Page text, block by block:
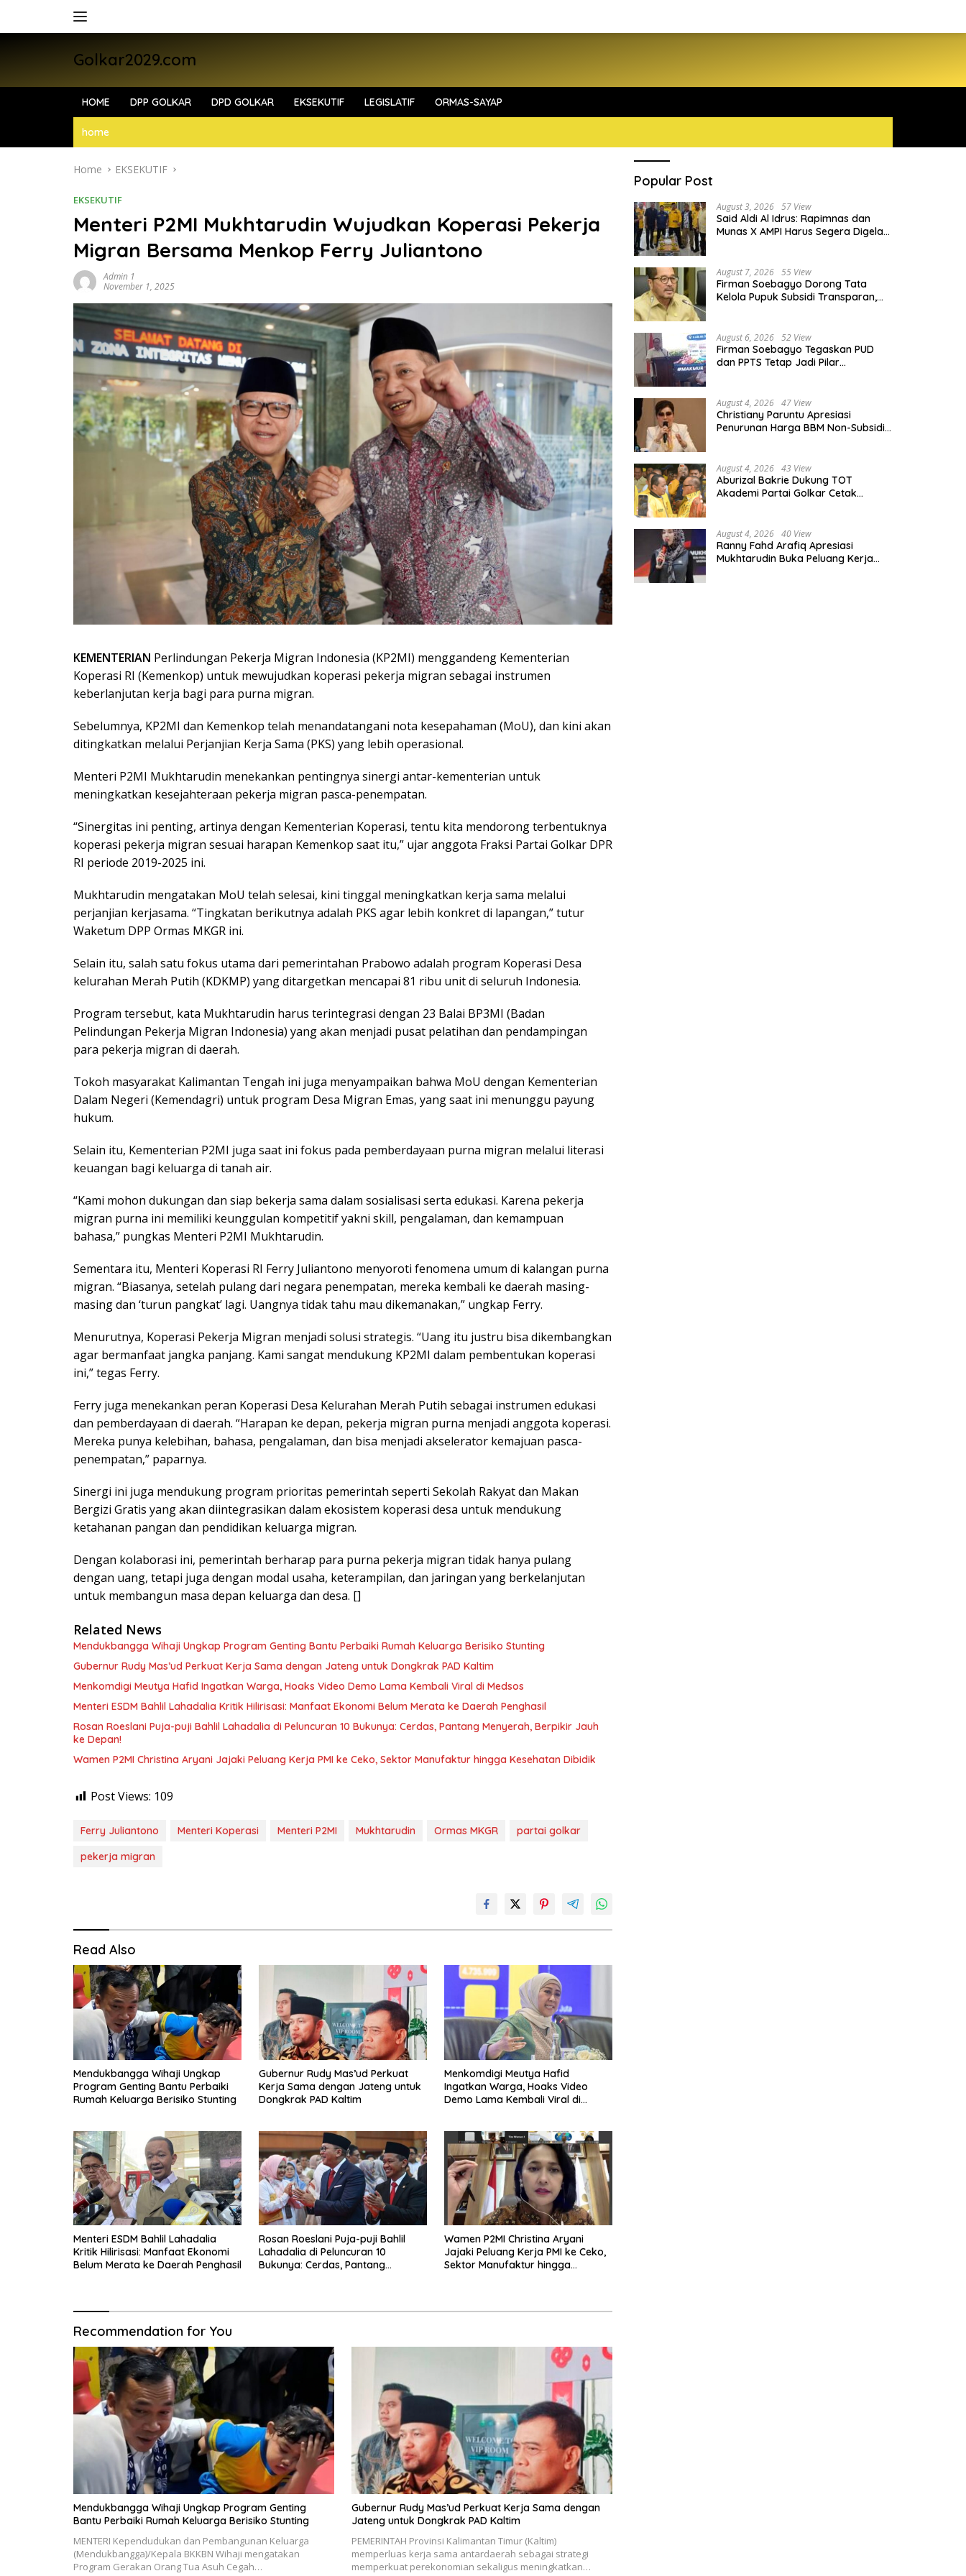
Golkar2029.com
HOME DPP GOLKAR DPD GOLKAR EKSEKUTIF LEGISLATIF ORMAS-SAYAP
home
Home EKSEKUTIF
EKSEKUTIF
Menteri P2MI Mukhtarudin Wujudkan Koperasi Pekerja
Migran Bersama Menkop Ferry Juliantono
Admin 1
November 1, 2025
KEMENTERIAN Perlindungan Pekerja Migran Indonesia (KP2MI) menggandeng Kementerian
Koperasi RI (Kemenkop) untuk mewujudkan koperasi pekerja migran sebagai instrumen
keberlanjutan kerja bagi para purna migran.
Sebelumnya, KP2MI dan Kemenkop telah menandatangani nota kesepahaman (MoU), dan kini akan
ditingkatkan melalui Perjanjian Kerja Sama (PKS) yang lebih operasional.
Menteri P2MI Mukhtarudin menekankan pentingnya sinergi antar-kementerian untuk
meningkatkan kesejahteraan pekerja migran pasca-penempatan.
“Sinergitas ini penting, artinya dengan Kementerian Koperasi, tentu kita mendorong terbentuknya
koperasi pekerja migran sesuai harapan Kemenkop saat itu,” ujar anggota Fraksi Partai Golkar DPR
RI periode 2019-2025 ini.
Mukhtarudin mengatakan MoU telah selesai, kini tinggal meningkatkan kerja sama melalui
perjanjian kerjasama. “Tingkatan berikutnya adalah PKS agar lebih konkret di lapangan,” tutur
Waketum DPP Ormas MKGR ini.
Selain itu, salah satu fokus utama dari pemerintahan Prabowo adalah program Koperasi Desa
kelurahan Merah Putih (KDKMP) yang ditargetkan mencapai 81 ribu unit di seluruh Indonesia.
Program tersebut, kata Mukhtarudin harus terintegrasi dengan 23 Balai BP3MI (Badan
Pelindungan Pekerja Migran Indonesia) yang akan menjadi pusat pelatihan dan pendampingan
para pekerja migran di daerah.
Tokoh masyarakat Kalimantan Tengah ini juga menyampaikan bahwa MoU dengan Kementerian
Dalam Negeri (Kemendagri) untuk program Desa Migran Emas, yang saat ini menunggu payung
hukum.
Selain itu, Kementerian P2MI juga saat ini fokus pada pemberdayaan purna migran melalui literasi
keuangan bagi keluarga di tanah air.
“Kami mohon dukungan dan siap bekerja sama dalam sosialisasi serta edukasi. Karena pekerja
migran purna ini memiliki keunggulan kompetitif yakni skill, pengalaman, dan kemampuan
bahasa,” pungkas Menteri P2MI Mukhtarudin.
Sementara itu, Menteri Koperasi RI Ferry Juliantono menyoroti fenomena umum di kalangan purna
migran. “Biasanya, setelah pulang dari negara penempatan, mereka kembali ke daerah masing-
masing dan ‘turun pangkat’ lagi. Uangnya tidak tahu mau dikemanakan,” ungkap Ferry.
Menurutnya, Koperasi Pekerja Migran menjadi solusi strategis. “Uang itu justru bisa dikembangkan
agar bermanfaat jangka panjang. Kami sangat mendukung KP2MI dalam pembentukan koperasi
ini,” tegas Ferry.
Ferry juga menekankan peran Koperasi Desa Kelurahan Merah Putih sebagai instrumen edukasi
dan pemberdayaan di daerah. “Harapan ke depan, pekerja migran purna menjadi anggota koperasi.
Mereka punya kelebihan, bahasa, pengalaman, dan bisa menjadi akselerator kemajuan pasca-
penempatan,” paparnya.
Sinergi ini juga mendukung program prioritas pemerintah seperti Sekolah Rakyat dan Makan
Bergizi Gratis yang akan diintegrasikan dalam ekosistem koperasi desa untuk mendukung
ketahanan pangan dan pendidikan keluarga migran.
Dengan kolaborasi ini, pemerintah berharap para purna pekerja migran tidak hanya pulang
dengan uang, tetapi juga dengan modal usaha, keterampilan, dan jaringan yang berkelanjutan
untuk membangun masa depan keluarga dan desa. []
Related News
Mendukbangga Wihaji Ungkap Program Genting Bantu Perbaiki Rumah Keluarga Berisiko Stunting
Gubernur Rudy Mas’ud Perkuat Kerja Sama dengan Jateng untuk Dongkrak PAD Kaltim
Menkomdigi Meutya Hafid Ingatkan Warga, Hoaks Video Demo Lama Kembali Viral di Medsos
Menteri ESDM Bahlil Lahadalia Kritik Hilirisasi: Manfaat Ekonomi Belum Merata ke Daerah Penghasil
Rosan Roeslani Puja-puji Bahlil Lahadalia di Peluncuran 10 Bukunya: Cerdas, Pantang Menyerah, Berpikir Jauh
ke Depan!
Wamen P2MI Christina Aryani Jajaki Peluang Kerja PMI ke Ceko, Sektor Manufaktur hingga Kesehatan Dibidik
Post Views: 109
Ferry Juliantono Menteri Koperasi Menteri P2MI Mukhtarudin Ormas MKGR
partai golkar
pekerja migran
Read Also
Mendukbangga Wihaji Ungkap
Program Genting Bantu Perbaiki
Rumah Keluarga Berisiko Stunting
Gubernur Rudy Mas’ud Perkuat
Kerja Sama dengan Jateng untuk
Dongkrak PAD Kaltim
Menkomdigi Meutya Hafid
Ingatkan Warga, Hoaks Video
Demo Lama Kembali Viral di
Menteri ESDM Bahlil Lahadalia
Kritik Hilirisasi: Manfaat Ekonomi
Belum Merata ke Daerah Penghasil
Rosan Roeslani Puja-puji Bahlil
Lahadalia di Peluncuran 10
Bukunya: Cerdas, Pantang
Wamen P2MI Christina Aryani
Jajaki Peluang Kerja PMI ke Ceko,
Sektor Manufaktur hingga
Recommendation for You
Mendukbangga Wihaji Ungkap Program Genting
Bantu Perbaiki Rumah Keluarga Berisiko Stunting
MENTERI Kependudukan dan Pembangunan Keluarga
(Mendukbangga)/Kepala BKKBN Wihaji mengatakan
Program Gerakan Orang Tua Asuh Cegah…
Gubernur Rudy Mas’ud Perkuat Kerja Sama dengan
Jateng untuk Dongkrak PAD Kaltim
PEMERINTAH Provinsi Kalimantan Timur (Kaltim)
memperluas kerja sama antardaerah sebagai strategi
memperkuat perekonomian sekaligus meningkatkan…
Popular Post
August 3, 2026 57 View
Said Aldi Al Idrus: Rapimnas dan
Munas X AMPI Harus Segera Digelar
August 7, 2026 55 View
Firman Soebagyo Dorong Tata
Kelola Pupuk Subsidi Transparan,
August 6, 2026 52 View
Firman Soebagyo Tegaskan PUD
dan PPTS Tetap Jadi Pilar
August 4, 2026 47 View
Christiany Paruntu Apresiasi
Penurunan Harga BBM Non-Subsidi,
August 4, 2026 43 View
Aburizal Bakrie Dukung TOT
Akademi Partai Golkar Cetak
August 4, 2026 40 View
Ranny Fahd Arafiq Apresiasi
Mukhtarudin Buka Peluang Kerja